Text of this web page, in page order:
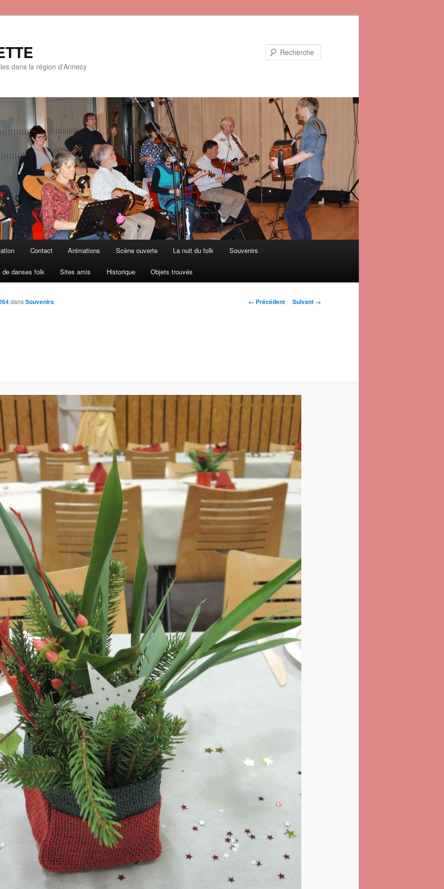
dans la région d'Annecy
Contact Animations Scène ouverte La nuit du folk Souvenirs
de danses folk Sites amis Historique Objets trouvés
Navigation des
← Précédent Suivant →
dansSouvenirs